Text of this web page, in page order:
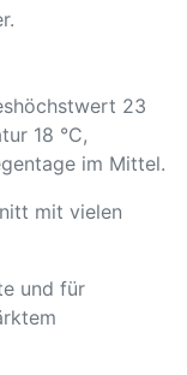
23
18 °C,
im Mittel.
mit vielen
und für